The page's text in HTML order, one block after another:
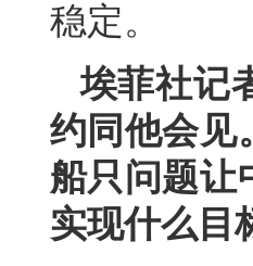
稳定。
埃菲社记
约同他会见
船只问题让
实现什么目